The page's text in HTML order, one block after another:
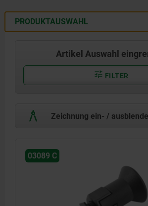
PRODUKTAUSWAHL
Artikel Auswahl
FILTER
Zeichnung ein- /
03089 C